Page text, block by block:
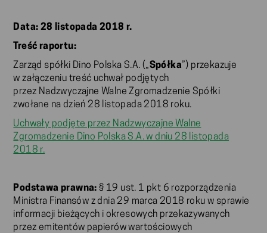
Data: 28 listopada 2018 r.
Treść raportu:
Zarząd spółki Dino Polska S.A. („Spółka”) przekazuje
w załączeniu treść uchwał podjętych
przez Nadzwyczajne Walne Zgromadzenie Spółki
zwołane na dzień 28 listopada 2018 roku.
Uchwały podjęte przez Nadzwyczajne Walne
Zgromadzenie Dino Polska S.A. w dniu 28 listopada
2018 r.
Podstawa prawna: § 19 ust. 1 pkt 6 rozporządzenia
Ministra Finansów z dnia 29 marca 2018 roku w sprawie
informacji bieżących i okresowych przekazywanych
przez emitentów papierów wartościowych